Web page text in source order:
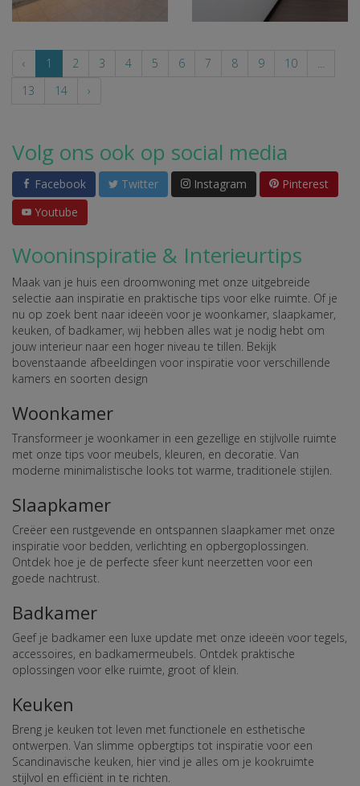
‹ 1 2 3 4 5 6 7 8 9 10
...
13
14 ›
Volg ons ook op social media
Facebook Twitter Instagram
Pinterest
Youtube
Wooninspiratie & Interieurtips
Maak van je huis een droomwoning met onze uitgebreide
selectie aan inspiratie en praktische tips voor elke ruimte. Of je
nu op zoek bent naar ideeën voor je woonkamer, slaapkamer,
keuken, of badkamer, wij hebben alles wat je nodig hebt om
jouw interieur naar een hoger niveau te tillen. Bekijk
bovenstaande afbeeldingen voor inspiratie voor verschillende
kamers en soorten design
Woonkamer
Transformeer je woonkamer in een gezellige en stijlvolle ruimte
met onze tips voor meubels, kleuren, en decoratie. Van
moderne minimalistische looks tot warme, traditionele stijlen.
Slaapkamer
Creëer een rustgevende en ontspannen slaapkamer met onze
inspiratie voor bedden, verlichting en opbergoplossingen.
Ontdek hoe je de perfecte sfeer kunt neerzetten voor een
goede nachtrust.
Badkamer
Geef je badkamer een luxe update met onze ideeën voor tegels,
accessoires, en badkamermeubels. Ontdek praktische
oplossingen voor elke ruimte, groot of klein.
Keuken
Breng je keuken tot leven met functionele en esthetische
ontwerpen. Van slimme opbergtips tot inspiratie voor een
Scandinavische keuken, hier vind je alles om je kookruimte
stijlvol en efficiënt in te richten.